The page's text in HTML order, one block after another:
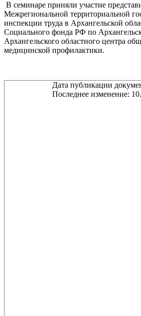
В семинаре приняли участие
Межрегиональной территориальной
инспекции труда в Архангельской
Социального фонда РФ по
Архангельского областного центра
медицинской профилактики.
Дата публикации
Последнее изменение: